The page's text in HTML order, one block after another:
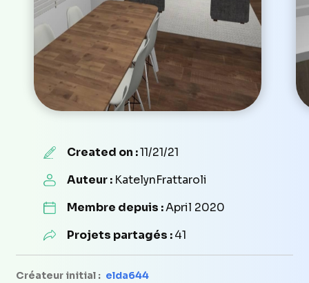
Created on :11/21/21
Auteur : KatelynFrattaroli
Membre depuis :April 2020
Projets partagés :41
Créateur initial : elda644